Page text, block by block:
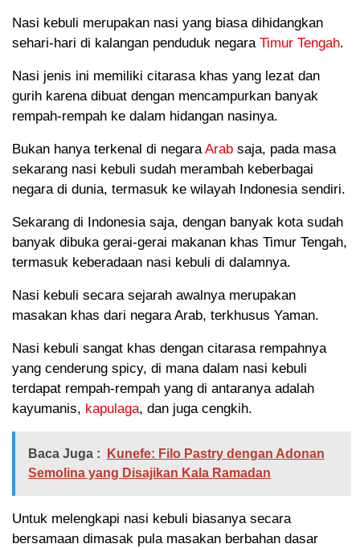
Nasi kebuli merupakan nasi yang biasa dihidangkan
sehari-hari di kalangan penduduk negara Timur Tengah.
Nasi jenis ini memiliki citarasa khas yang lezat dan
gurih karena dibuat dengan mencampurkan banyak
rempah-rempah ke dalam hidangan nasinya.
Bukan hanya terkenal di negaraArab saja, pada masa
sekarang nasi kebuli sudah merambah keberbagai
negara di dunia, termasuk ke wilayah Indonesia sendiri.
Sekarang di Indonesia saja, dengan banyak kota sudah
banyak dibuka gerai-gerai makanan khas Timur Tengah,
termasuk keberadaan nasi kebuli di dalamnya.
Nasi kebuli secara sejarah awalnya merupakan
masakan khas dari negara Arab, terkhusus Yaman.
Nasi kebuli sangat khas dengan citarasa rempahnya
yang cenderung spicy, di mana dalam nasi kebuli
terdapat rempah-rempah yang di antaranya adalah
kayumanis, kapulaga, dan juga cengkih.
Baca Juga :
Kunefe: Filo Pastry dengan Adonan
Semolina yang Disajikan Kala Ramadan
Untuk melengkapi nasi kebuli biasanya secara
bersamaan dimasak pula masakan berbahan dasar